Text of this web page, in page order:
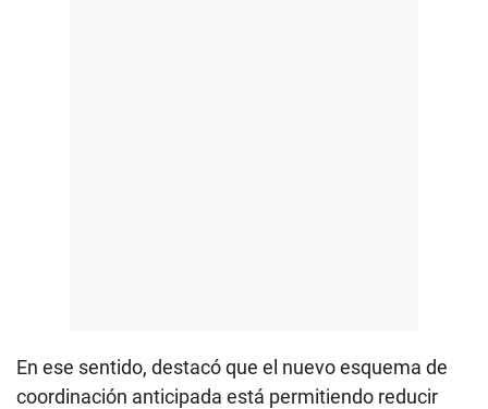
En ese sentido, destacó que el nuevo esquema de
coordinación anticipada está permitiendo reducir